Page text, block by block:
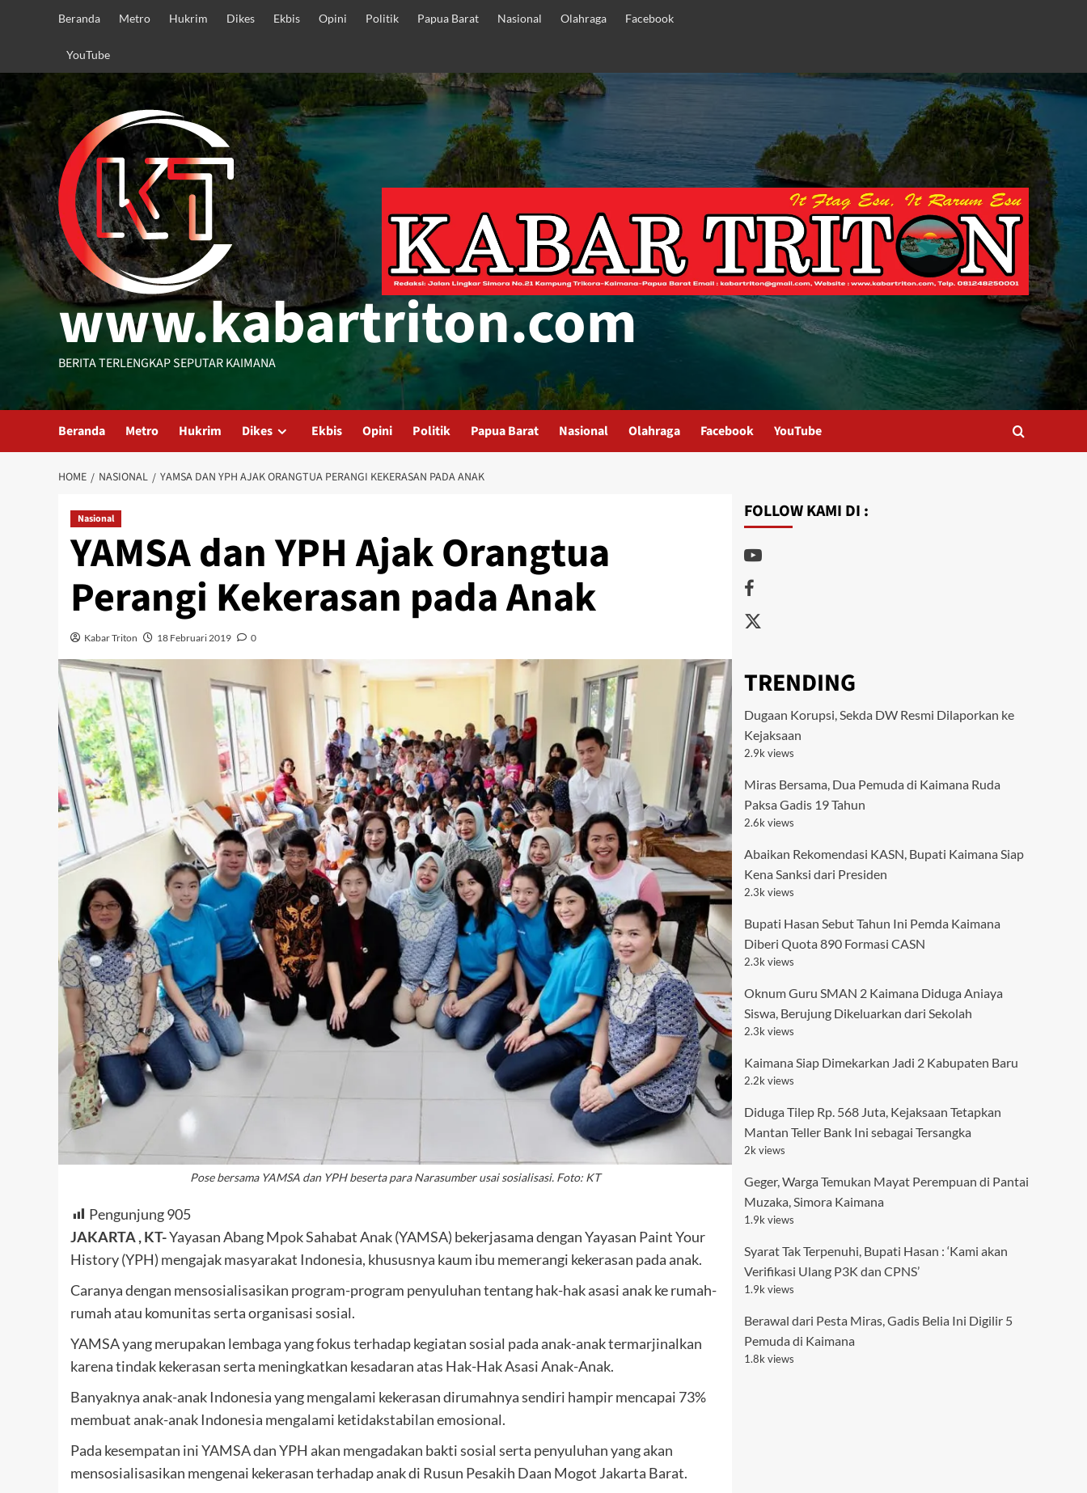
Beranda Metro Hukrim Dikes Ekbis Opini Politik Papua Barat Nasional Olahraga Facebook
YouTube
www.kabartriton.com
BERITA TERLENGKAP SEPUTAR KAIMANA
Beranda Metro Hukrim Dikes Ekbis Opini Politik Papua Barat Nasional Olahraga Facebook YouTube
HOME NASIONAL YAMSA DAN YPH AJAK ORANGTUA PERANGI KEKERASAN PADA ANAK
Nasional
YAMSA dan YPH Ajak Orangtua
Perangi Kekerasan pada Anak
Kabar Triton 18 Februari 2019 0
Pose bersama YAMSA dan YPH beserta para Narasumber usai sosialisasi. Foto: KT
Pengunjung905
JAKARTA , KT-Yayasan Abang Mpok Sahabat Anak (YAMSA) bekerjasama dengan Yayasan Paint Your
History (YPH) mengajak masyarakat Indonesia, khususnya kaum ibu memerangi kekerasan pada anak.
Caranya dengan mensosialisasikan program-program penyuluhan tentang hak-hak asasi anak ke rumah-
rumah atau komunitas serta organisasi sosial.
YAMSA yang merupakan lembaga yang fokus terhadap kegiatan sosial pada anak-anak termarjinalkan
karena tindak kekerasan serta meningkatkan kesadaran atas Hak-Hak Asasi Anak-Anak.
Banyaknya anak-anak Indonesia yang mengalami kekerasan dirumahnya sendiri hampir mencapai 73%
membuat anak-anak Indonesia mengalami ketidakstabilan emosional.
Pada kesempatan ini YAMSA dan YPH akan mengadakan bakti sosial serta penyuluhan yang akan
mensosialisasikan mengenai kekerasan terhadap anak di Rusun Pesakih Daan Mogot Jakarta Barat.
FOLLOW KAMI DI :
Youtube
Facebook
Twitter
TRENDING
Dugaan Korupsi, Sekda DW Resmi Dilaporkan ke
Kejaksaan
2.9k views
Miras Bersama, Dua Pemuda di Kaimana Ruda
Paksa Gadis 19 Tahun
2.6k views
Abaikan Rekomendasi KASN, Bupati Kaimana Siap
Kena Sanksi dari Presiden
2.3k views
Bupati Hasan Sebut Tahun Ini Pemda Kaimana
Diberi Quota 890 Formasi CASN
2.3k views
Oknum Guru SMAN 2 Kaimana Diduga Aniaya
Siswa, Berujung Dikeluarkan dari Sekolah
2.3k views
Kaimana Siap Dimekarkan Jadi 2 Kabupaten Baru
2.2k views
Diduga Tilep Rp. 568 Juta, Kejaksaan Tetapkan
Mantan Teller Bank Ini sebagai Tersangka
2k views
Geger, Warga Temukan Mayat Perempuan di Pantai
Muzaka, Simora Kaimana
1.9k views
Syarat Tak Terpenuhi, Bupati Hasan : ‘Kami akan
Verifikasi Ulang P3K dan CPNS’
1.9k views
Berawal dari Pesta Miras, Gadis Belia Ini Digilir 5
Pemuda di Kaimana
1.8k views